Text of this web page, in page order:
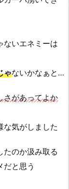
ないエネミーは
ゃないかなぁと…
さがあってよか
な気がしました
たのか汲み取る
だと思う